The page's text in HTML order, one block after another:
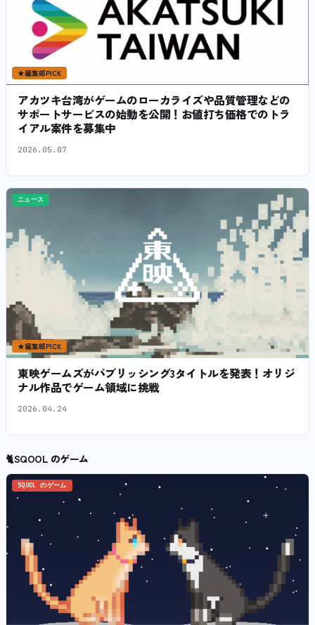
★編集部PICK
アカツキ台湾がゲームのローカライズや品質管理などの
サポートサービスの始動を公開！お値打ち価格でのトラ
イアル案件を募集中
2026.05.07
ニュース
★編集部PICK
東映ゲームズがパブリッシング3タイトルを発表！オリジ
ナル作品でゲーム領域に挑戦
2026.04.24
🐈SQOOL のゲーム
SQOOL のゲーム